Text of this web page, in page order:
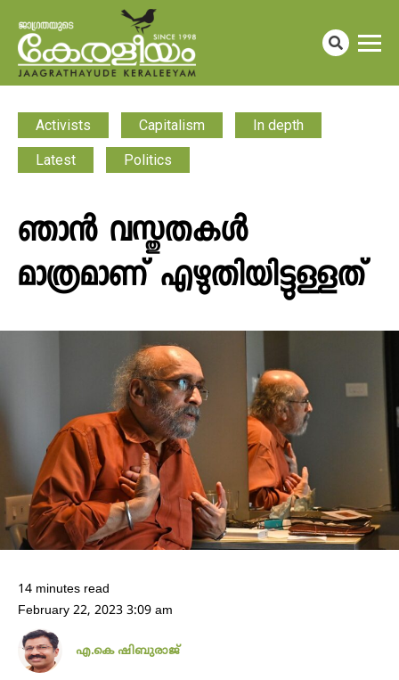
Activists Capitalism In depth
Latest Politics
ഞാൻ വസ്തുതകൾ
മാത്രമാണ് എഴുതിയിട്ടുള്ളത്
14 minutes read
February 22, 2023 3:09 am
എ.കെ ഷിബുരാജ്